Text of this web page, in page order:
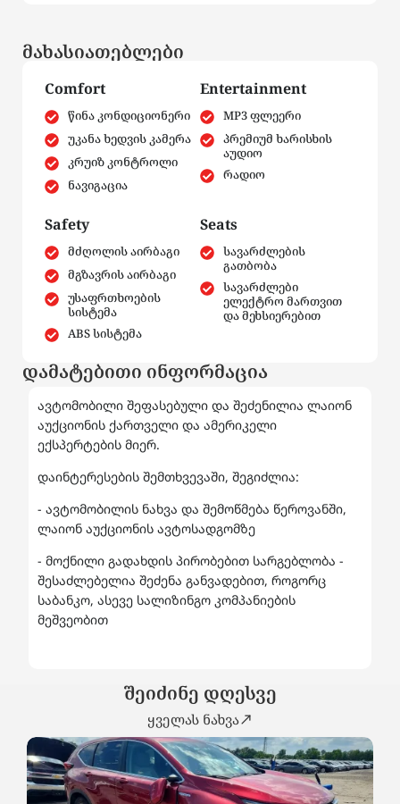
მახასიათებლები
Comfort
წინა კონდიციონერი
უკანა ხედვის კამერა
კრუიზ კონტროლი
ნავიგაცია
Entertainment
MP3 ფლეერი
პრემიუმ ხარისხის
აუდიო
რადიო
Safety
მძღოლის აირბაგი
მგზავრის აირბაგი
უსაფრთხოების
სისტემა
ABS სისტემა
Seats
სავარძლების
გათბობა
სავარძლები
ელექტრო მართვით
და მეხსიერებით
დამატებითი ინფორმაცია
ავტომობილი შეფასებული და შეძენილია ლაიონ
აუქციონის ქართველი და ამერიკელი
ექსპერტების მიერ.
დაინტერესების შემთხვევაში, შეგიძლია:
- ავტომობილის ნახვა და შემოწმება წეროვანში,
ლაიონ აუქციონის ავტოსადგომზე
- მოქნილი გადახდის პირობებით სარგებლობა -
შესაძლებელია შეძენა განვადებით, როგორც
საბანკო, ასევე სალიზინგო კომპანიების
მეშვეობით
შეიძინე დღესვე
ყველას ნახვა